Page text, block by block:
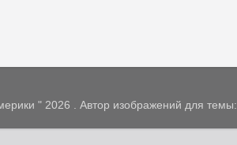
" 2026 . Автор изображений для темы: